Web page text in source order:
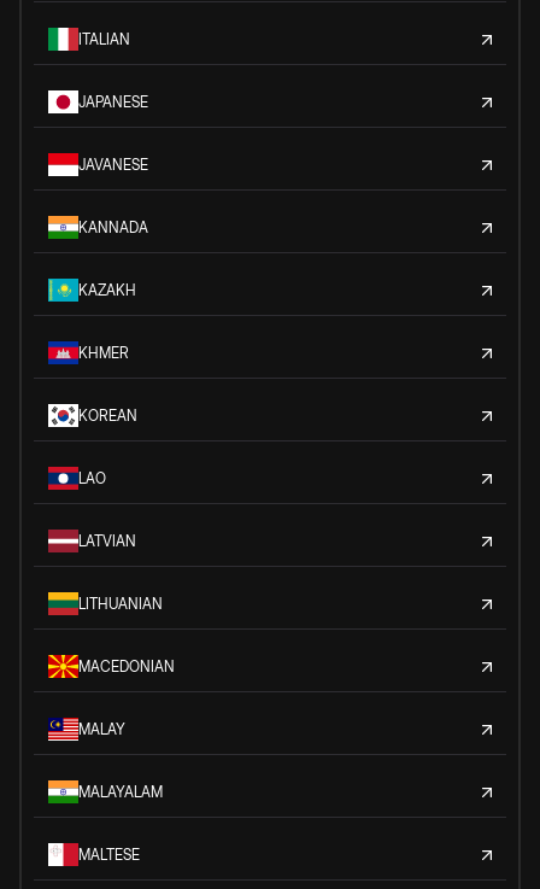
ITALIAN
JAPANESE
JAVANESE
KANNADA
KAZAKH
KHMER
KOREAN
LAO
LATVIAN
LITHUANIAN
MACEDONIAN
MALAY
MALAYALAM
MALTESE